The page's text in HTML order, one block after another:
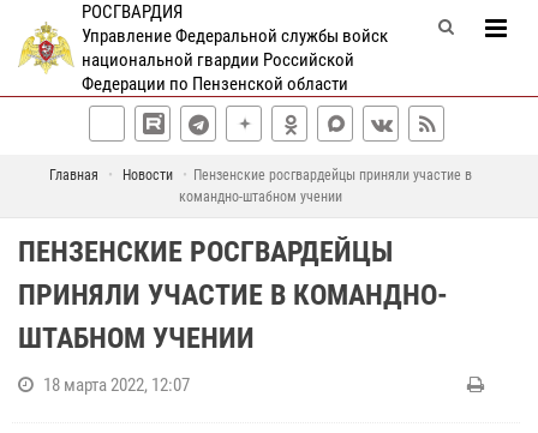
РОСГВАРДИЯ
Управление Федеральной службы войск
национальной гвардии Российской
Федерации по Пензенской области
Главная Новости
Пензенские росгвардейцы приняли участие в
командно-штабном учении
ПЕНЗЕНСКИЕ РОСГВАРДЕЙЦЫ
ПРИНЯЛИ УЧАСТИЕ В КОМАНДНО-
ШТАБНОМ УЧЕНИИ
18 марта 2022, 12:07